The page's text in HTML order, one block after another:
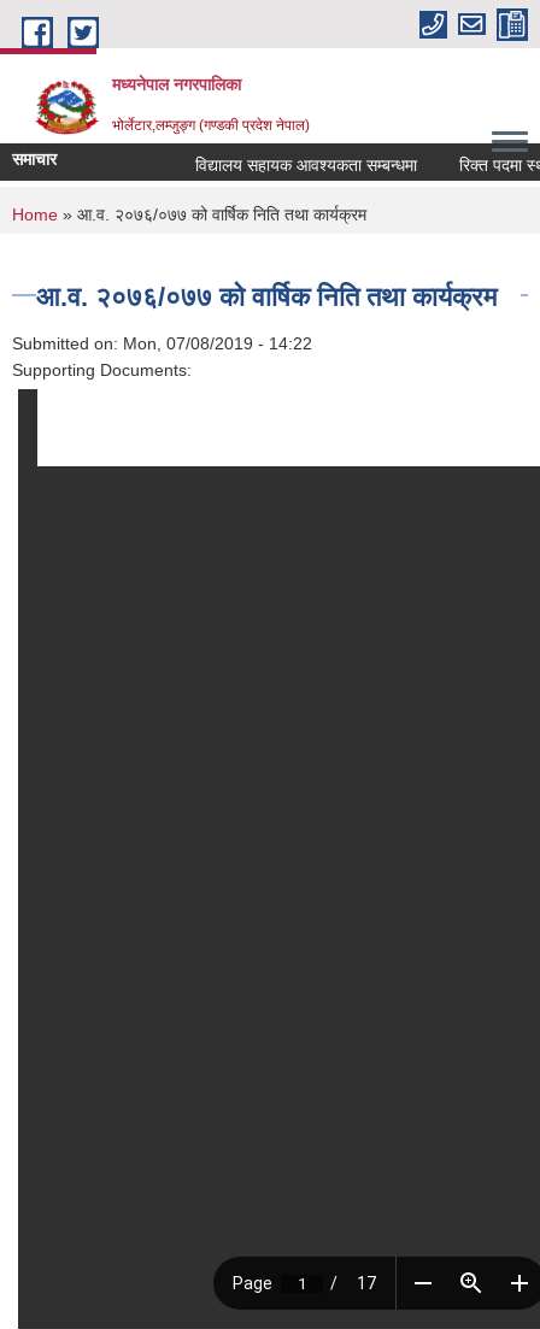
Skip to main content
मध्यनेपाल नगरपालिका
भोर्लेटार,लम्जुङ्ग (गण्डकी प्रदेश नेपाल)
समाचार विद्यालय सहायक आवश्यकता सम्बन्धमा रिक्त पदमा
You are here
Home » आ.व. २०७६/०७७ को वार्षिक निति तथा कार्यक्रम
आ.व. २०७६/०७७ को वार्षिक निति तथा कार्यक्रम
Submitted on: Mon, 07/08/2019 - 14:22
Supporting Documents: